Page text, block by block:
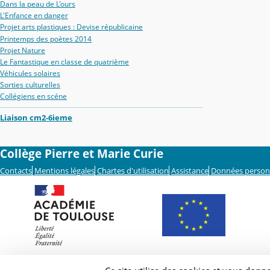
Dans la peau de L'ours
L'Enfance en danger
Projet arts plastiques : Devise républicaine
Printemps des poètes 2014
Projet Nature
Le Fantastique en classe de quatrième
Véhicules solaires
Sorties culturelles
Collégiens en scéne
Liaison cm2-6ieme
Collège Pierre et Marie Curie
Contacts Mentions légales Chartes d'utilisation Assistance Données